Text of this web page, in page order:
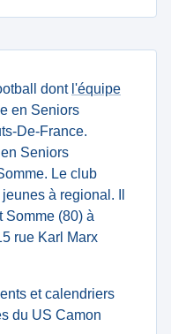
dont l'équipe
en Seniors
De-France.
Seniors
Le club
à regional. Il
Somme (80) à
rue Karl Marx
et calendriers
du US Camon